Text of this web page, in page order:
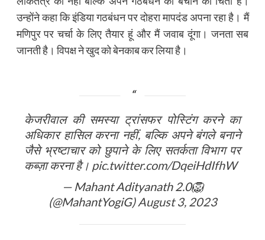
उन्होंने कहा कि इंडिया गठबंधन पर दोहरा मापदंड अपना रहा है। मैं
मणिपुर पर चर्चा के लिए तैयार हूं और मैं जवाब दूंगा। जनता सब
जानती है। विपक्ष ने खुद को बेनकाब कर लिया है।
केजरीवाल की समस्या ट्रांसफर पोस्टिंग करने का
अधिकार हासिल करना नहीं, बल्कि अपने बंगले बनाने
जैसे भ्रष्टाचार को छुपाने के लिए सतर्कता विभाग पर
कब्ज़ा करना है। pic.twitter.com/DqeiHdIfhW
— Mahant Adityanath 2.0🦁
(@MahantYogiG)August 3, 2023